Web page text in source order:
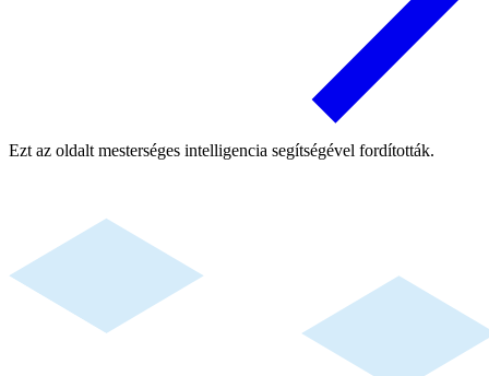
Ezt az oldalt mesterséges intelligencia segítségével fordították.